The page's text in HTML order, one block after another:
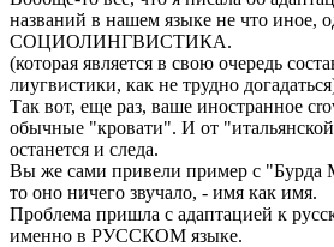
названий в нашем языке не что иное,
СОЦИОЛИНГВИСТИКА.
(которая является в свою очередь
лиyгвистики, как не трудно
Так вот, еще раз, ваше иностранное
обычные "кровати". И от
останется и следа.
Вы же сами привели пример с "Бурда
то оно ничего звучало, - имя как имя.
Проблема пришла с адаптацией к
именно в РУССКОМ языке.